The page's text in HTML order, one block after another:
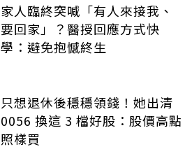
家人臨終突喊「有人來接我、
要回家」？醫授回應方式快
學：避免抱憾終生
只想退休後穩穩領錢！她出清
0056 換這 3 檔好股：股價高點
照樣買